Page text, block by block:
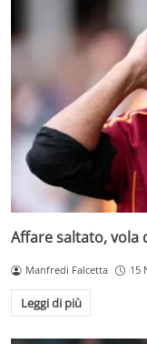
Affare saltato, vola
Manfredi Falcetta 15
Leggi di più